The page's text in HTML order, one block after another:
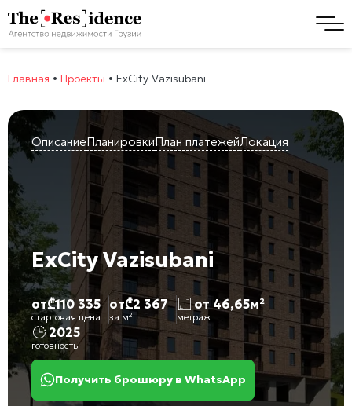
Главная • Проекты • ExCity Vazisubani
ОписаниеПланировкиПлан платежейЛокация
ExCity Vazisubani
от₾110 335
стартовая цена
от₾2 367
за м²
от 46,65м²
метраж
2025
готовность
Получить брошюру в WhatsApp